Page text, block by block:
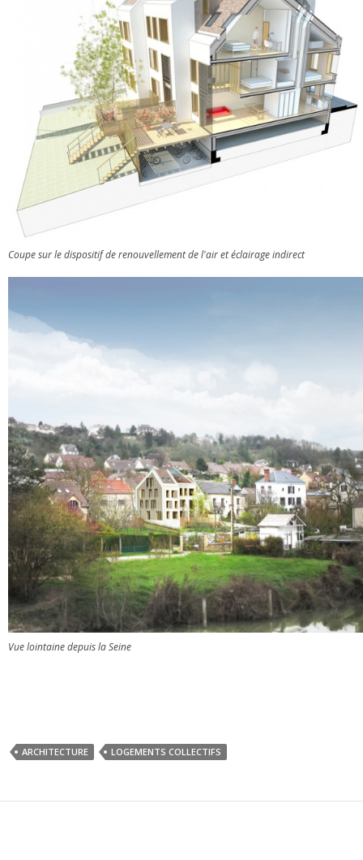
Coupe sur le dispositif de renouvellement de l'air et éclairage indirect
Vue lointaine depuis la Seine
ARCHITECTURE LOGEMENTS COLLECTIFS